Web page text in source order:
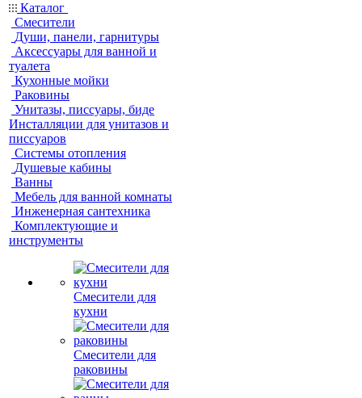
Каталог
Смесители
Души, панели, гарнитуры
Аксессуары для ванной и
туалета
Кухонные мойки
Раковины
Унитазы, писсуары, биде
Инсталляции для унитазов и
писсуаров
Системы отопления
Душевые кабины
Ванны
Мебель для ванной комнаты
Инженерная сантехника
Комплектующие и
инструменты
Смесители для
кухни
Смесители для
раковины